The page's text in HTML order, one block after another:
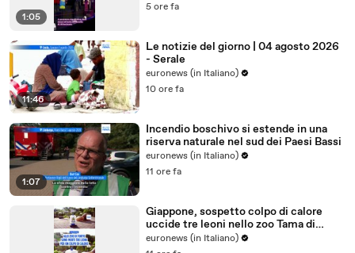
1:05
5 ore fa
11:46
Le notizie del giorno | 04 agosto 2026
- Serale
euronews (in Italiano)
10 ore fa
1:07
Incendio boschivo si estende in una
riserva naturale nel sud dei Paesi Bassi
euronews (in Italiano)
11 ore fa
Giappone, sospetto colpo di calore
uccide tre leoni nello zoo Tama di
Tokyo
euronews (in Italiano)